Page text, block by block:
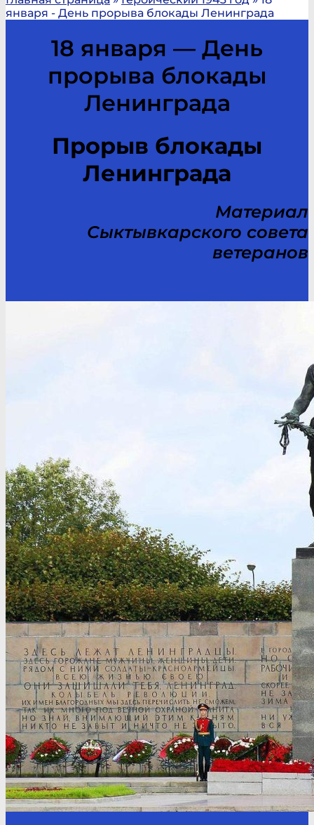
января - День прорыва блокады Ленинграда
18 января — День
прорыва блокады
Ленинграда
Прорыв блокады
Ленинграда
Материал
Сыктывкарского совета
ветеранов